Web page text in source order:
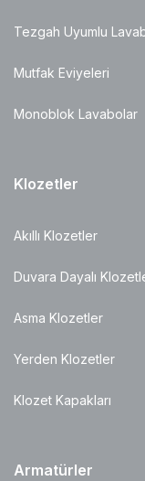
Tezgah Uyumlu
Mutfak Eviyeleri
Monoblok Lavabolar
Klozetler
Akıllı Klozetler
Duvara Dayalı
Asma Klozetler
Yerden Klozetler
Klozet Kapakları
Armatürler